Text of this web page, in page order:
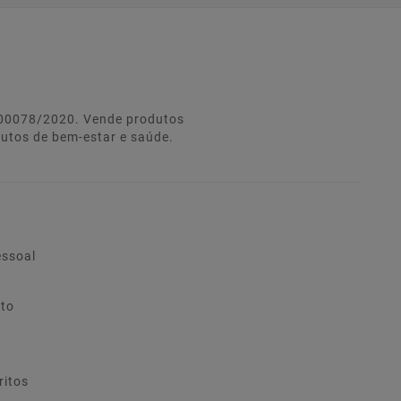
2020. Vende produtos
de bem-estar e saúde.